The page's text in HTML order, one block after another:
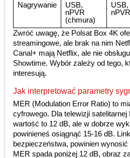
Nagrywanie
USB,
nPVR
(chmura)
USB,
nPVR
Zwróć uwagę, że Polsat Box 4K
streamingowe, ale brak na nim
Canal+ mają Netflix, ale nie
Showtime. Wybór zależy od tego,
interesują.
Jak interpretować parametry
MER (Modulation Error Ratio) to
cyfrowego. Dla telewizji
wartość to 12 dB, ale w dobrze
powinieneś osiągnąć 15-16 dB.
bezpieczeństwa, powinien
MER spada poniżej 12 dB, obraz